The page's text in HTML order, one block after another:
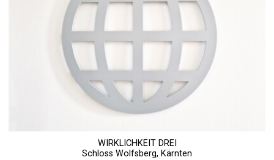
WIRKLICHKEIT DREI
Schloss Wolfsberg, Kärnten